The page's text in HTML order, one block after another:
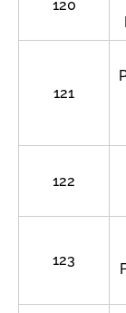
120
121
122
123